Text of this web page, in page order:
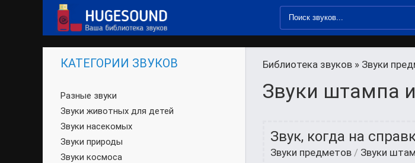
Библиотека звуков » Звуки
Звуки штампа
Звук, когда на
Звуки предметов / Звуки
КАТЕГОРИИ ЗВУКОВ
Разные звуки
Звуки животных для детей
Звуки насекомых
Звуки природы
Звуки космоса